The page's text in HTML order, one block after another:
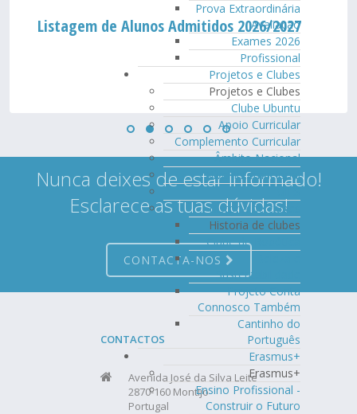
Prova Extraordinária
Avaliação
Exames 2026
Profissional
Projetos e Clubes
Projetos e Clubes
Clube Ubuntu
Apoio Curricular
Complemento Curricular
Âmbito Nacional
Nível Internacional
GIES
Historia de clubes
Historia de clubes
Clube de Robótica
Sustentabilidade
Projeto Conta
Connosco Também
Cantinho do
Português
Erasmus+
Erasmus+
Ensino Profissional -
Construir o Futuro
Listagem de Alunos Admitidos 2026/2027
Nunca deixes de estar informado!
Esclarece as tuas dúvidas!
CONTACTA-NOS
CONTACTOS
Avenida José da Silva Leite
2870-160 Montijo
Portugal